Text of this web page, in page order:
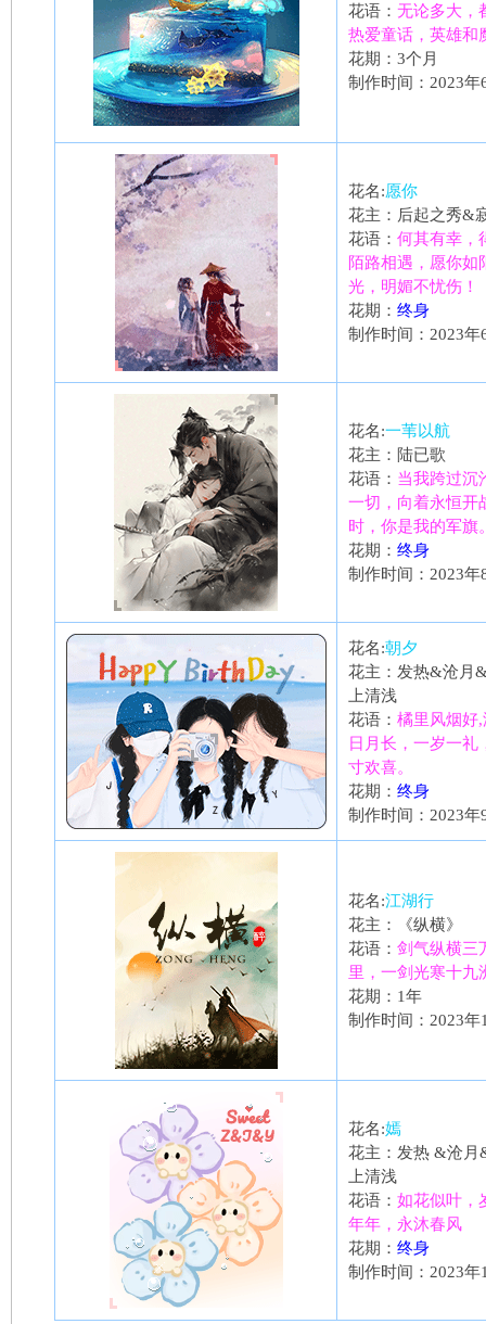
花语： 无论多大，
热爱童话，英雄和
花期：3个月
制作时间：2023年
花名:愿你
花主：后起之秀&
花语： 何其有幸，
陌路相遇，愿你如
光，明媚不忧伤！
花期： 终身
制作时间：2023年
花名:一苇以航
花主：陆已歌
花语： 当我跨过沉
一切，向着永恒开
时，你是我的军旗
花期： 终身
制作时间：2023年
花名:朝夕
花主：发热&沧月
上清浅
花语： 橘里风烟好,
日月长，一岁一礼
寸欢喜。
花期： 终身
制作时间：2023年
花名:江湖行
花主：《纵横》
花语： 剑气纵横三
里，一剑光寒十九
花期：1年
制作时间：2023年
花名:嫣
花主：发热 &沧月
上清浅
花语： 如花似叶，
年年，永沐春风
花期： 终身
制作时间：2023年